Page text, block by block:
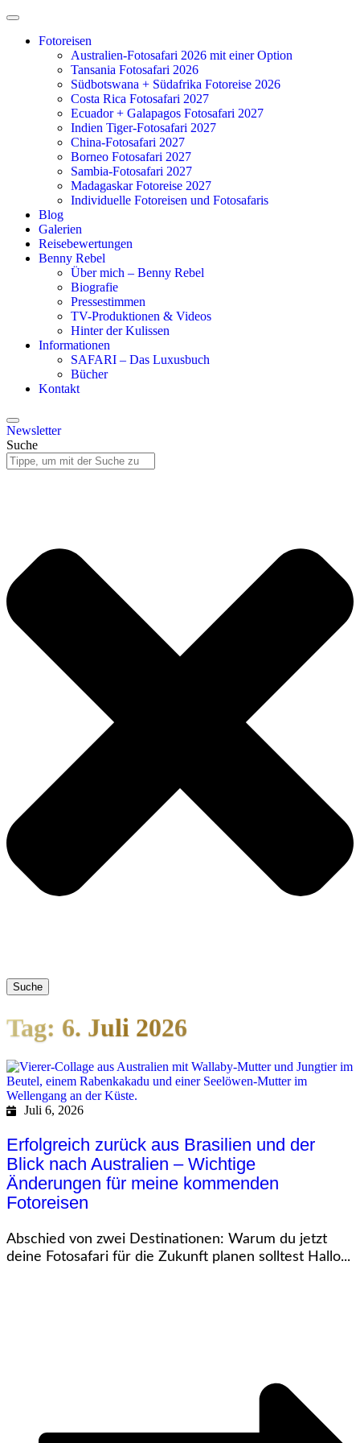
Zum
springenFotoreisen
Australien-Fotosafari 2026 mit einer Option
Tansania Fotosafari 2026
Südbotswana + Südafrika Fotoreise 2026
Costa Rica Fotosafari 2027
Ecuador + Galapagos Fotosafari 2027
Indien Tiger-Fotosafari 2027
China-Fotosafari 2027
Borneo Fotosafari 2027
Sambia-Fotosafari 2027
Madagaskar Fotoreise 2027
Individuelle Fotoreisen und Fotosafaris
Blog
Galerien
Reisebewertungen
Benny Rebel
Über mich – Benny Rebel
Biografie
Pressestimmen
TV-Produktionen & Videos
Hinter der Kulissen
Informationen
SAFARI – Das Luxusbuch
Bücher
Kontakt
Newsletter
Suche
Suche
Tag: 6. Juli 2026
Juli 6, 2026
Erfolgreich zurück aus Brasilien und der
Blick nach Australien – Wichtige
Änderungen für meine kommenden
Fotoreisen
Abschied von zwei Destinationen: Warum du jetzt
deine Fotosafari für die Zukunft planen solltest Hallo...